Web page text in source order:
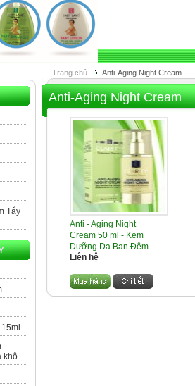
Tẩy
khô
Trang chủ Anti-Aging Night Cream
Anti-Aging Night Cream
Anti - Aging Night
Cream 50 ml - Kem
Dưỡng Da Ban Đêm
Liên hệ